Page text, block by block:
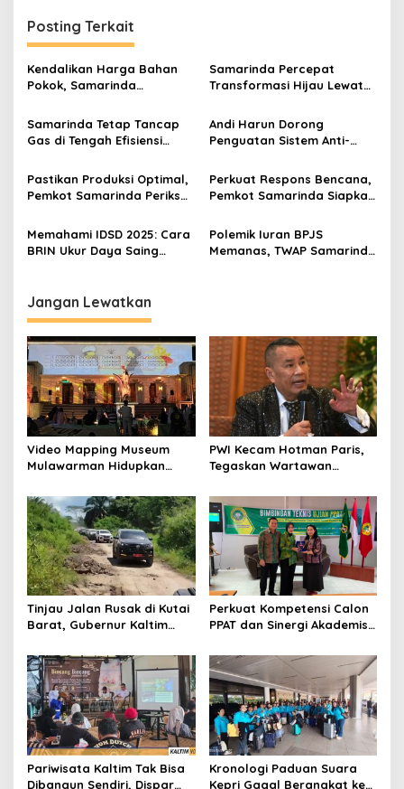
Posting Terkait
Kendalikan Harga Bahan
Pokok, Samarinda
Pasar Tradisional
Samarinda Percepat
Transformasi Hijau Lewat
Sampah
Samarinda Tetap Tancap
Gas di Tengah Efisiensi
Usung Creative Financing
Andi Harun Dorong
Penguatan Sistem Anti-
Samarinda
Pastikan Produksi Optimal,
Pemkot Samarinda Periksa
Farm
Perkuat Respons Bencana,
Pemkot Samarinda Siapkan
Memahami IDSD 2025: Cara
BRIN Ukur Daya Saing
Polemik Iuran BPJS
Memanas, TWAP Samarinda
Jangan Lewatkan
Video Mapping Museum
Mulawarman Hidupkan
Melenu
PWI Kecam Hotman Paris,
Tegaskan Wartawan
Tinjau Jalan Rusak di Kutai
Barat, Gubernur Kaltim
Kilometer
Perkuat Kompetensi Calon
PPAT dan Sinergi Akademis,
Bimtek Ujian PPAT 2026
Pariwisata Kaltim Tak Bisa
Dibangun Sendiri, Dispar
Kronologi Paduan Suara
Kepri Gagal Berangkat ke